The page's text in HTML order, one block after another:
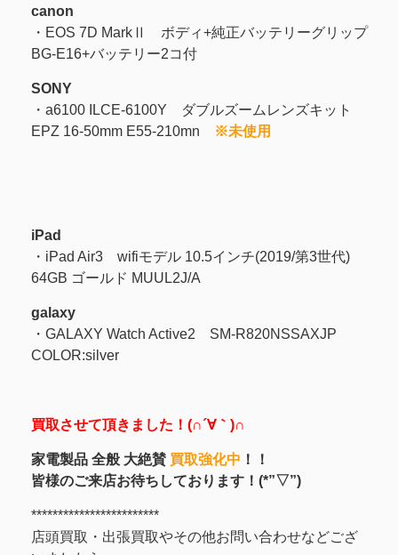
canon
・EOS 7D MarkⅡ ボディ+純正バッテリーグリップ
BG-E16+バッテリー2コ付
SONY
・a6100 ILCE-6100Y ダブルズームレンズキット
EPZ 16-50mm E55-210mn
※未使用
iPad
・iPad Air3 wifiモデル 10.5インチ(2019/第3世代)
64GB ゴールド MUUL2J/A
galaxy
・GALAXY Watch Active2 SM-R820NSSAXJP
COLOR:silver
買取させて頂きました！(∩´∀｀)∩
家電製品 全般 大絶賛 買取強化中 ！！
皆様のご来店お待ちしております！(*”▽”)
************************
店頭買取・出張買取やその他お問い合わせなどござ